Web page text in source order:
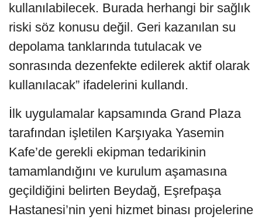
kullanılabilecek. Burada herhangi bir sağlık
riski söz konusu değil. Geri kazanılan su
depolama tanklarında tutulacak ve
sonrasında dezenfekte edilerek aktif olarak
kullanılacak” ifadelerini kullandı.
İlk uygulamalar kapsamında Grand Plaza
tarafından işletilen Karşıyaka Yasemin
Kafe’de gerekli ekipman tedarikinin
tamamlandığını ve kurulum aşamasına
geçildiğini belirten Beydağ, Eşrefpaşa
Hastanesi’nin yeni hizmet binası projelerine